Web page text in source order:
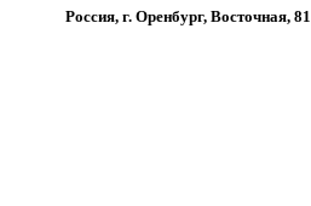
Россия, г. Оренбург, Восточная, 81